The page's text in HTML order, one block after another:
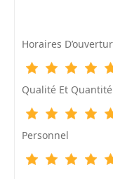
Horaires
Qualité Et Quantité
Personnel